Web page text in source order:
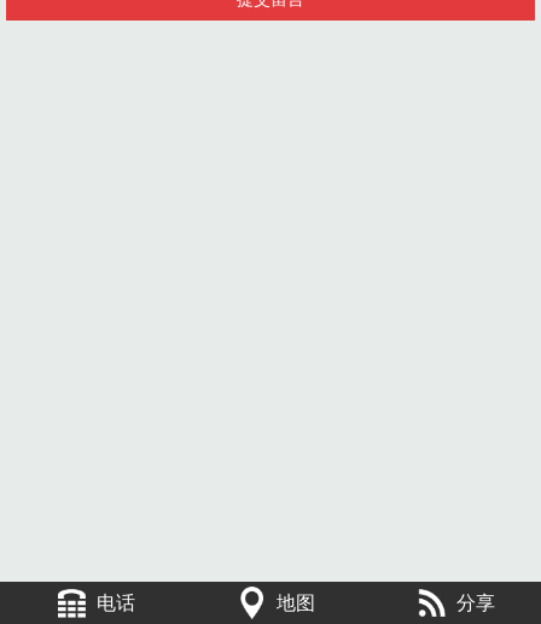
电话 地图 分享